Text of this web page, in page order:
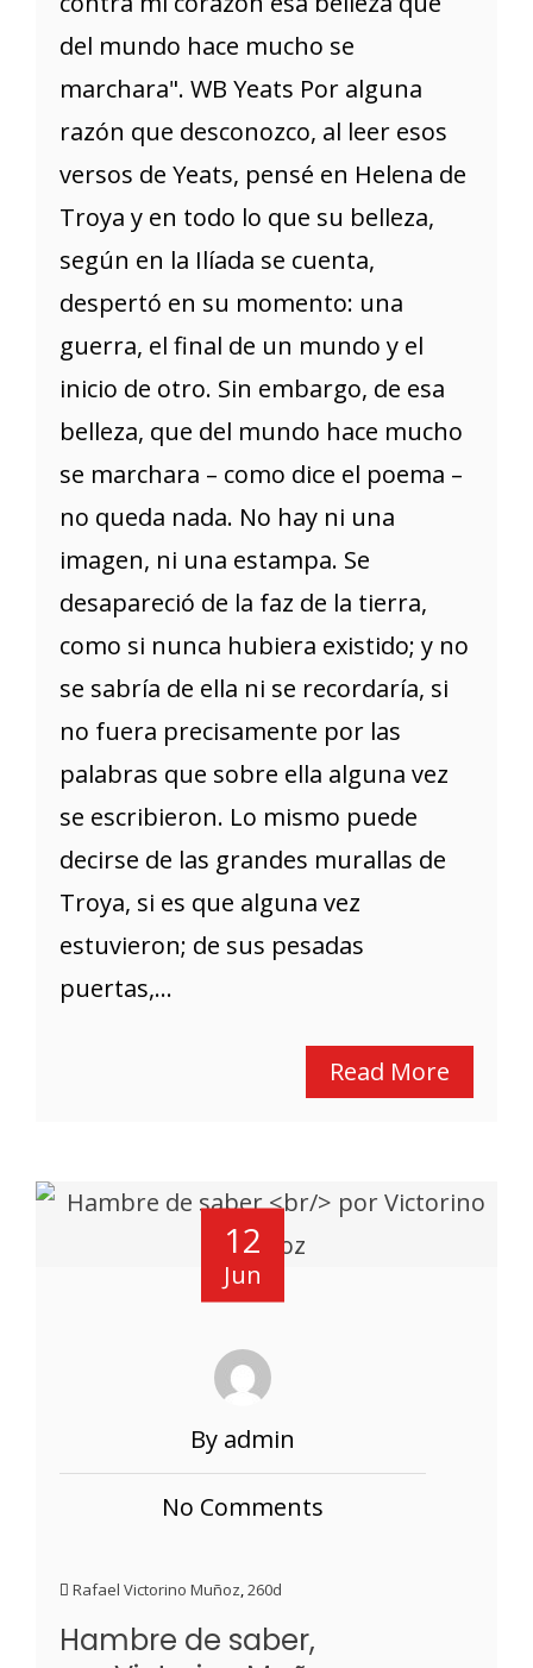
del mundo hace mucho se
marchara". WB Yeats Por alguna
razón que desconozco, al leer esos
versos de Yeats, pensé en Helena de
Troya y en todo lo que su belleza,
según en la Ilíada se cuenta,
despertó en su momento: una
guerra, el final de un mundo y el
inicio de otro. Sin embargo, de esa
belleza, que del mundo hace mucho
se marchara – como dice el poema –
no queda nada. No hay ni una
imagen, ni una estampa. Se
desapareció de la faz de la tierra,
como si nunca hubiera existido; y no
se sabría de ella ni se recordaría, si
no fuera precisamente por las
palabras que sobre ella alguna vez
se escribieron. Lo mismo puede
decirse de las grandes murallas de
Troya, si es que alguna vez
estuvieron; de sus pesadas
puertas,...
Read More
12
Jun
By admin
No Comments
Rafael Victorino Muñoz,260d
Hambre de saber,